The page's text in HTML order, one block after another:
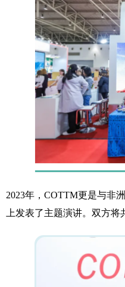
2023年，COTTM更是与非
上发表了主题演讲。双方将